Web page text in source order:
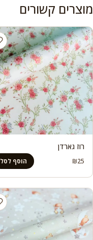
מוצרים קשורים
רוז גארדן
₪25 הוסף לסל